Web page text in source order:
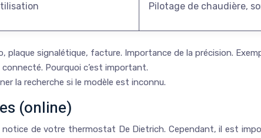
Pilotage de chaudière,
plaque signalétique, facture. Importance de la précision.
Pourquoi c’est important.
la recherche si le modèle est inconnu.
(online)
de votre thermostat De Dietrich. Cependant, il est